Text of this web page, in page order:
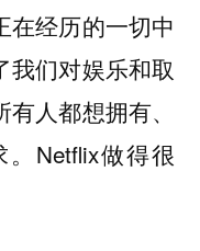
在经历的一切中
我们对娱乐和取
人都想拥有、
Netflix做得很